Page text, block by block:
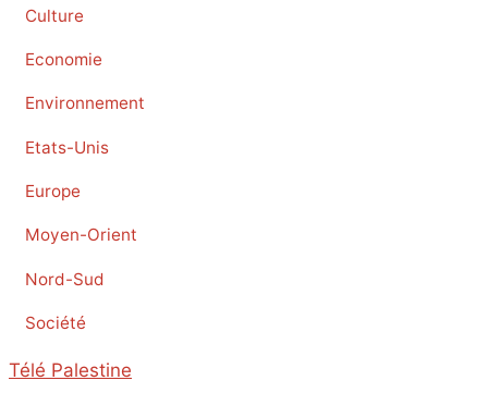
Culture
Economie
Environnement
Etats-Unis
Europe
Moyen-Orient
Nord-Sud
Société
Télé Palestine